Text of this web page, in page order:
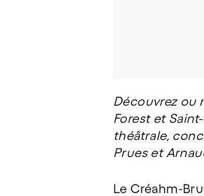
Découvrez ou
Forest et
théâtrale,
Prues et
Le Créahm-